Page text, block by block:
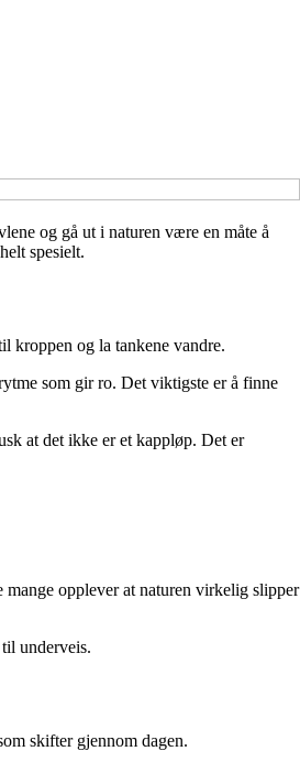
og gå ut i naturen være en måte å
spesielt.
kroppen og la tankene vandre.
som gir ro. Det viktigste er å finne
at det ikke er et kappløp. Det er
opplever at naturen virkelig slipper
underveis.
skifter gjennom dagen.